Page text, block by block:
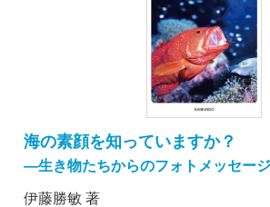
海の素顔を知っていますか？
―生き物たちからのフォトメッセージ
伊藤勝敏 著